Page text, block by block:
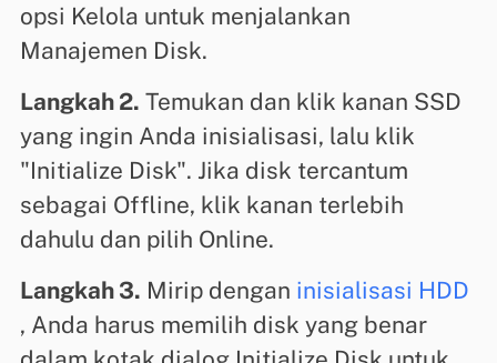
opsi Kelola untuk menjalankan
Manajemen Disk.
Langkah 2. Temukan dan klik kanan SSD
yang ingin Anda inisialisasi, lalu klik
"Initialize Disk". Jika disk tercantum
sebagai Offline, klik kanan terlebih
dahulu dan pilih Online.
Langkah 3. Mirip dengan inisialisasi HDD
, Anda harus memilih disk yang benar